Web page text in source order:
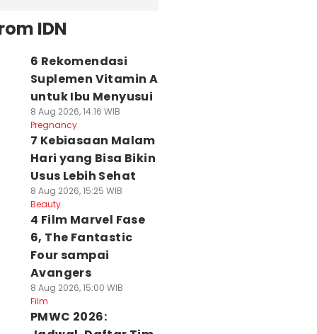
IDN
6 Rekomendasi
Suplemen Vitamin A
untuk Ibu Menyusui
8 Aug 2026, 14:16 WIB
Pregnancy
7 Kebiasaan Malam
Hari yang Bisa Bikin
Usus Lebih Sehat
8 Aug 2026, 15:25 WIB
Beauty
4 Film Marvel Fase
6, The Fantastic
Four sampai
Avangers
8 Aug 2026, 15:00 WIB
Film
PMWC 2026: